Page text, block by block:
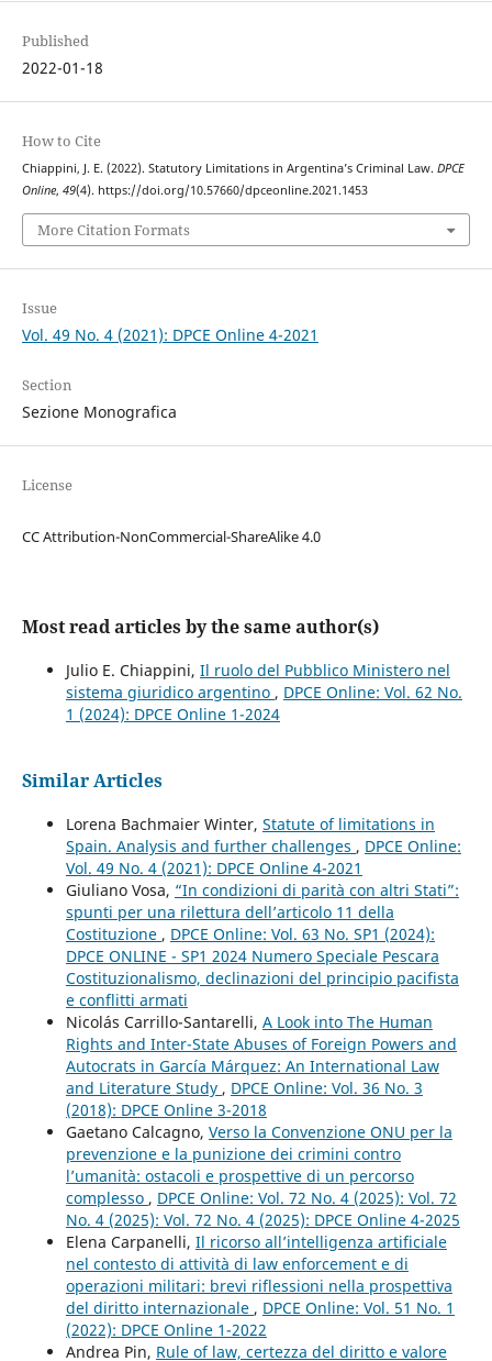
Published
2022-01-18
How to Cite
Chiappini, J. E. (2022). Statutory Limitations in Argentina’s Criminal Law. DPCE
Online, 49(4). https://doi.org/10.57660/dpceonline.2021.1453
More Citation Formats
Issue
Vol. 49 No. 4 (2021): DPCE Online 4-2021
Section
Sezione Monografica
License
CC Attribution-NonCommercial-ShareAlike 4.0
Most read articles by the same author(s)
Julio E. Chiappini, Il ruolo del Pubblico Ministero nel
sistema giuridico argentino , DPCE Online: Vol. 62 No.
1 (2024): DPCE Online 1-2024
Similar Articles
Lorena Bachmaier Winter, Statute of limitations in
Spain. Analysis and further challenges , DPCE Online:
Vol. 49 No. 4 (2021): DPCE Online 4-2021
Giuliano Vosa, “In condizioni di parità con altri Stati”:
spunti per una rilettura dell’articolo 11 della
Costituzione , DPCE Online: Vol. 63 No. SP1 (2024):
DPCE ONLINE - SP1 2024 Numero Speciale Pescara
Costituzionalismo, declinazioni del principio pacifista
e conflitti armati
Nicolás Carrillo-Santarelli, A Look into The Human
Rights and Inter-State Abuses of Foreign Powers and
Autocrats in García Márquez: An International Law
and Literature Study , DPCE Online: Vol. 36 No. 3
(2018): DPCE Online 3-2018
Gaetano Calcagno, Verso la Convenzione ONU per la
prevenzione e la punizione dei crimini contro
l’umanità: ostacoli e prospettive di un percorso
complesso , DPCE Online: Vol. 72 No. 4 (2025): Vol. 72
No. 4 (2025): Vol. 72 No. 4 (2025): DPCE Online 4-2025
Elena Carpanelli, Il ricorso all’intelligenza artificiale
nel contesto di attività di law enforcement e di
operazioni militari: brevi riflessioni nella prospettiva
del diritto internazionale , DPCE Online: Vol. 51 No. 1
(2022): DPCE Online 1-2022
Andrea Pin, Rule of law, certezza del diritto e valore